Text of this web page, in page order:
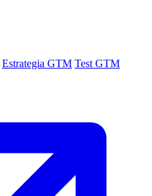
Estrategia GTM Test GTM